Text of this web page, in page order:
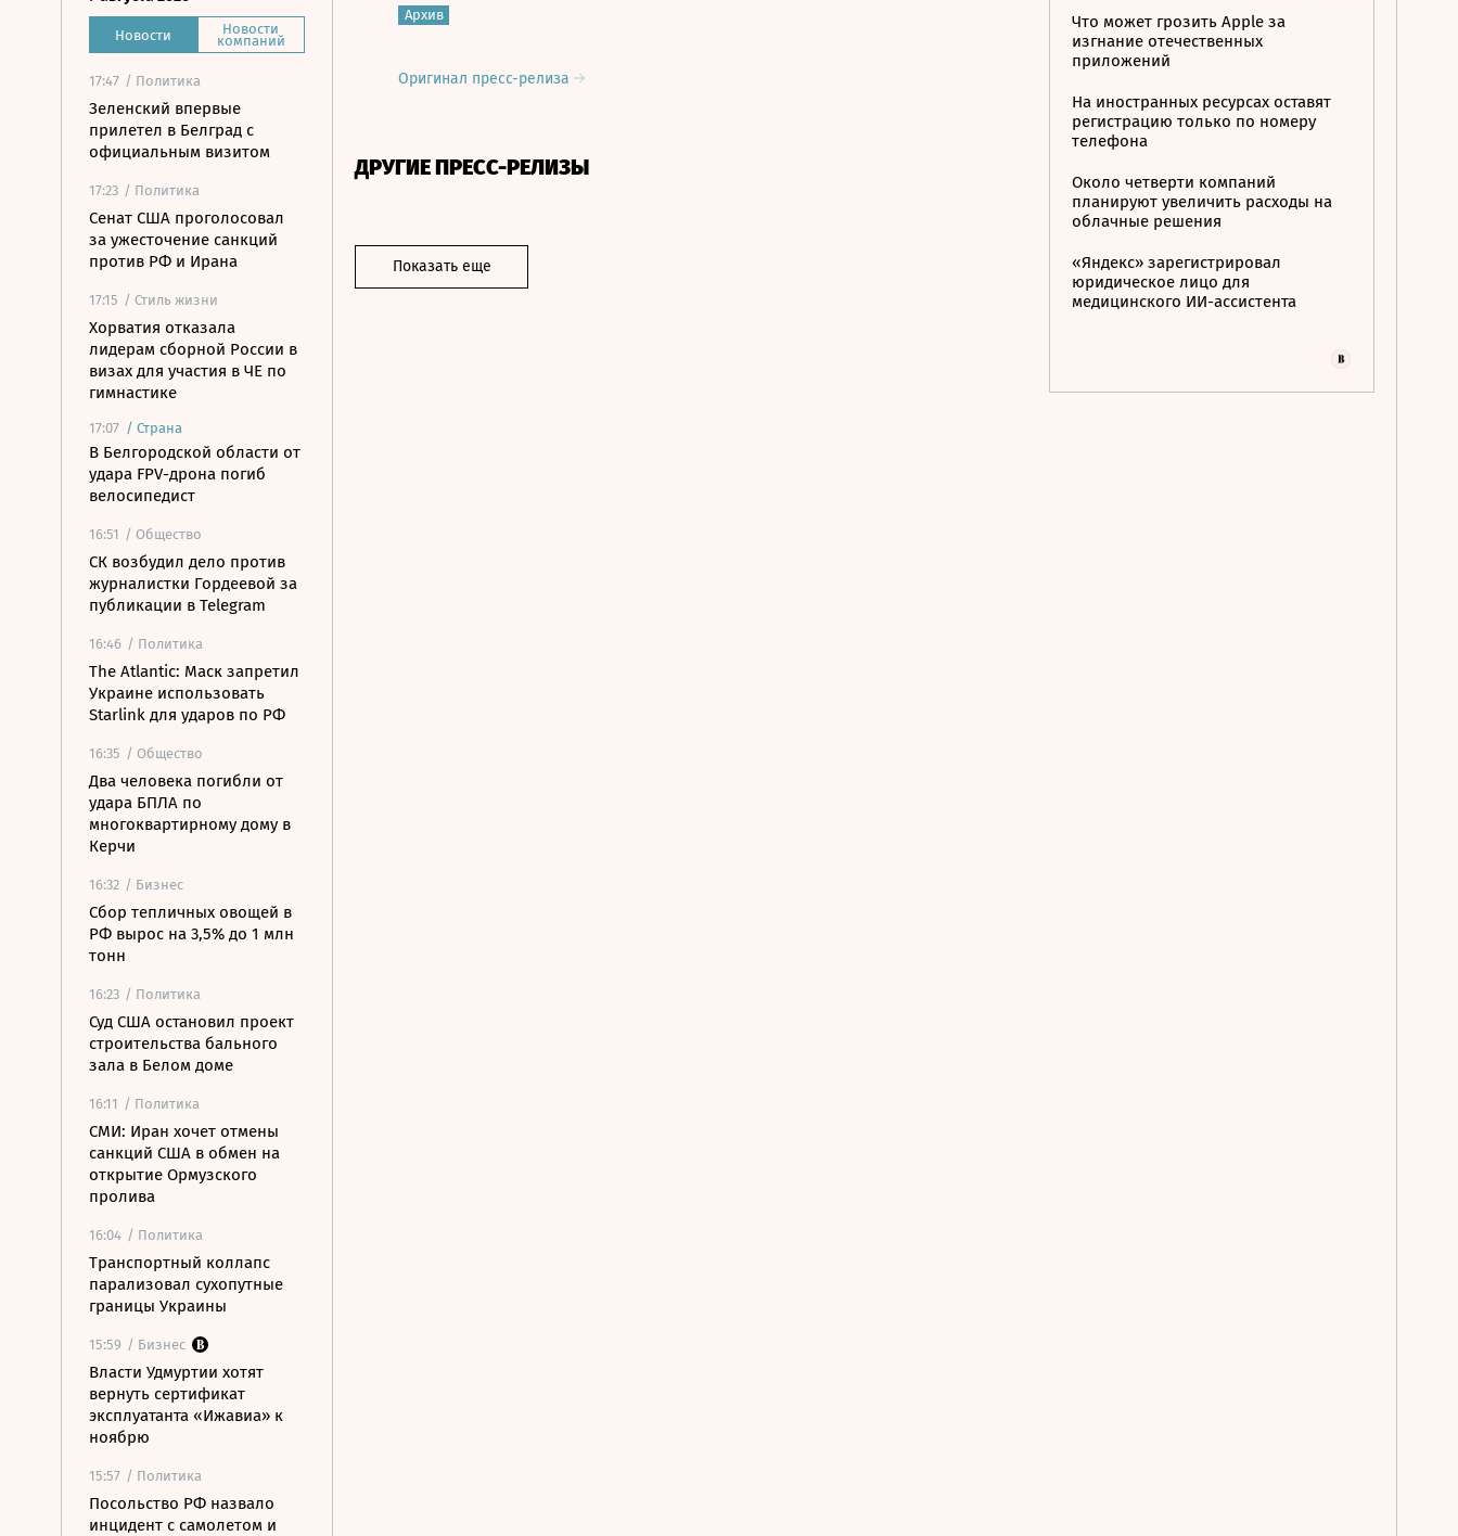
Новости Новости
компаний
17:47 / Политика
Зеленский впервые
прилетел в Белград с
официальным визитом
17:23 / Политика
Сенат США проголосовал
за ужесточение санкций
против РФ и Ирана
17:15 / Стиль жизни
Хорватия отказала
лидерам сборной России в
визах для участия в ЧЕ по
гимнастике
17:07 / Страна
В Белгородской области от
удара FPV-дрона погиб
велосипедист
16:51 / Общество
СК возбудил дело против
журналистки Гордеевой за
публикации в Telegram
16:46 / Политика
The Atlantic: Маск запретил
Украине использовать
Starlink для ударов по РФ
16:35 / Общество
Два человека погибли от
удара БПЛА по
многоквартирному дому в
Керчи
16:32 / Бизнес
Сбор тепличных овощей в
РФ вырос на 3,5% до 1 млн
тонн
16:23 / Политика
Суд США остановил проект
строительства бального
зала в Белом доме
16:11 / Политика
СМИ: Иран хочет отмены
санкций США в обмен на
открытие Ормузского
пролива
16:04 / Политика
Транспортный коллапс
парализовал сухопутные
границы Украины
15:59 / Бизнес
Власти Удмуртии хотят
вернуть сертификат
эксплуатанта «Ижавиа» к
ноябрю
15:57 / Политика
Посольство РФ назвало
инцидент с самолетом и
Архив
Оригинал пресс-релиза
ДРУГИЕ ПРЕСС-РЕЛИЗЫ
Показать еще
Что может грозить Apple за
изгнание отечественных
приложений
На иностранных ресурсах оставят
регистрацию только по номеру
телефона
Около четверти компаний
планируют увеличить расходы на
облачные решения
«Яндекс» зарегистрировал
юридическое лицо для
медицинского ИИ-ассистента